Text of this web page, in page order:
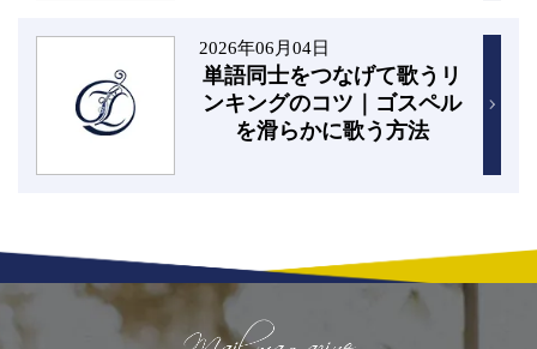
2026年06月04日
単語同士をつなげて歌うリ
ンキングのコツ｜ゴスペル
を滑らかに歌う方法